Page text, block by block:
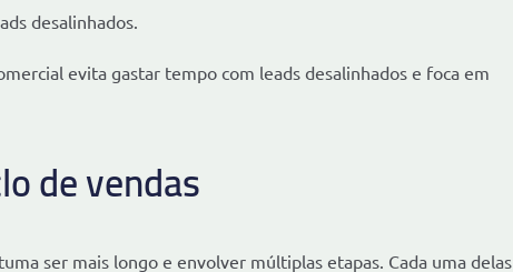
desalinhados.
evita gastar tempo com leads desalinhados e foca em
de vendas
ser mais longo e envolver múltiplas etapas. Cada uma delas